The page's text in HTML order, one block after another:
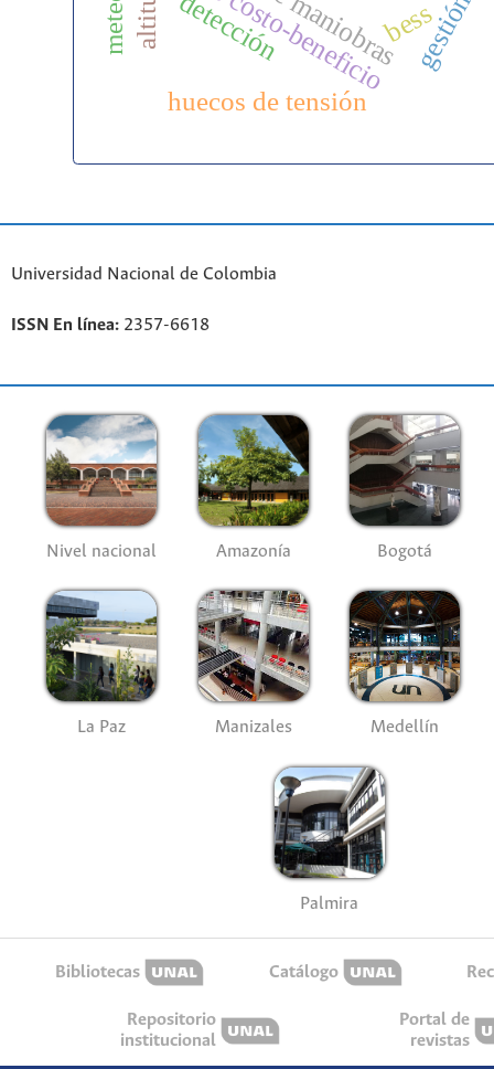
detección
huecos de tensión
bess
Universidad Nacional de Colombia
ISSN En línea: 2357-6618
Nivel nacional Amazonía Bogotá
La Paz Manizales Medellín
Palmira
Bibliotecas Catálogo
Repositorio
institucional
Portal de
revistas